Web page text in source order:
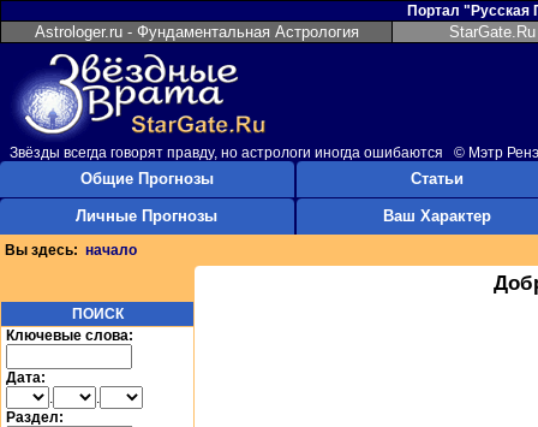
Портал "Русская
Astrologer.ru - Фундаментальная Астрология
Звёзды всегда говорят правду, но астрологи иногда ошибаются © Мэтр Ренэ
Общие Прогнозы
Личные Прогнозы
Статьи
Ваш Характер
Вы здесь: начало
ПОИСК
Ключевые слова:
Дата:
.
.
Раздел: